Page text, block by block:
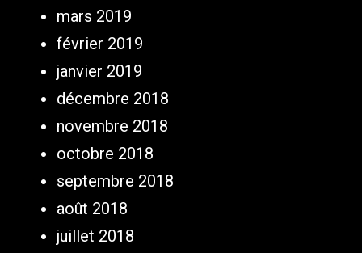
mars 2019
février 2019
janvier 2019
décembre 2018
novembre 2018
octobre 2018
septembre 2018
août 2018
juillet 2018